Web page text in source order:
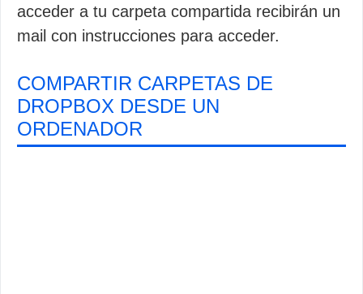
acceder a tu carpeta compartida recibirán un
mail con instrucciones para acceder.
COMPARTIR CARPETAS DE
DROPBOX DESDE UN
ORDENADOR